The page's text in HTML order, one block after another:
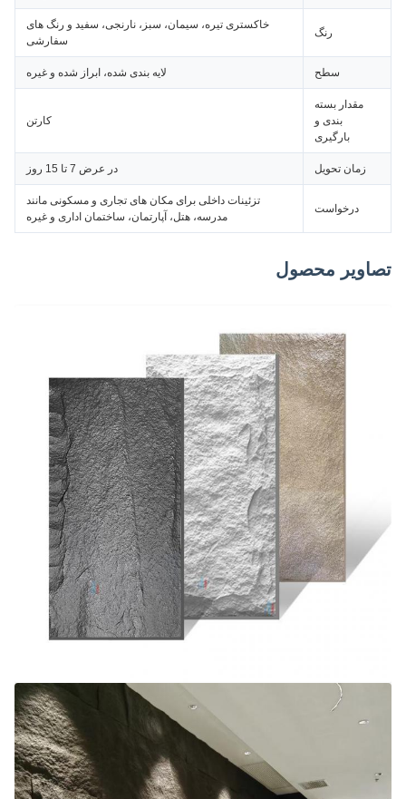
رنگ
خاکستری تیره، سیمان، سبز، نارنجی، سفید و رنگ های
سفارشی
سطح لایه بندی شده، ابراز شده و غیره
مقدار بسته
بندی و
بارگیری
کارتن
زمان تحویل در عرض 7 تا 15 روز
درخواست
تزئینات داخلی برای مکان های تجاری و مسکونی مانند
مدرسه، هتل، آپارتمان، ساختمان اداری و غیره
تصاویر محصول